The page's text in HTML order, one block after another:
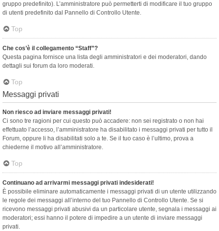
gruppo predefinito). L’amministratore può permetterti di modificare il tuo gruppo
di utenti predefinito dal Pannello di Controllo Utente.
Top
Che cos’è il collegamento “Staff”?
Questa pagina fornisce una lista degli amministratori e dei moderatori, dando
dettagli sui forum da loro moderati.
Top
Messaggi privati
Non riesco ad inviare messaggi privati!
Ci sono tre ragioni per cui questo può accadere: non sei registrato o non hai
effettuato l’accesso, l’amministratore ha disabilitato i messaggi privati per tutto il
Forum, oppure li ha disabilitati solo a te. Se il tuo caso è l’ultimo, prova a
chiederne il motivo all’amministratore.
Top
Continuano ad arrivarmi messaggi privati indesiderati!
È possibile eliminare automaticamente i messaggi privati ​​di un utente utilizzando
le regole dei messaggi all’interno del tuo Pannello di Controllo Utente. Se si
ricevono messaggi privati ​​abusivi da un particolare utente, segnala i messaggi ai
moderatori; essi hanno il potere di impedire a un utente di inviare messaggi
privati​​.